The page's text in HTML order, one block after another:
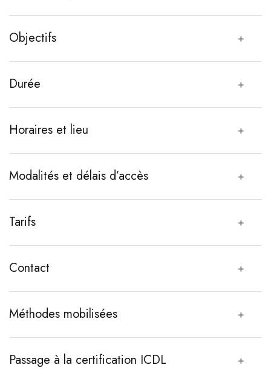
Objectifs
Durée
Horaires et lieu
Modalités et délais d’accès
Tarifs
Contact
Méthodes mobilisées
Passage à la certification ICDL